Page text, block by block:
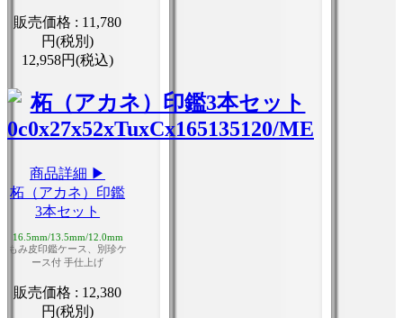
販売価格 : 11,780
円(税別)
12,958円(税込)
商品詳細 ▶
柘（アカネ）印鑑
3本セット
16.5mm/13.5mm/12.0mm
もみ皮印鑑ケース、別珍ケ
ース付 手仕上げ
販売価格 : 12,380
円(税別)